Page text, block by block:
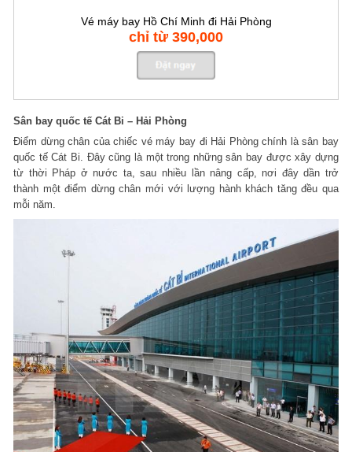
Vé máy bay Hồ Chí Minh đi Hải Phòng
chỉ từ 390,000
Sân bay quốc tế Cát Bi – Hải Phòng
Điểm dừng chân của chiếc vé máy bay đi Hải Phòng chính là sân bay
quốc tế Cát Bi. Đây cũng là một trong những sân bay được xây dựng
từ thời Pháp ở nước ta, sau nhiều lần nâng cấp, nơi đây dần trở
thành một điểm dừng chân mới với lượng hành khách tăng đều qua
mỗi năm.